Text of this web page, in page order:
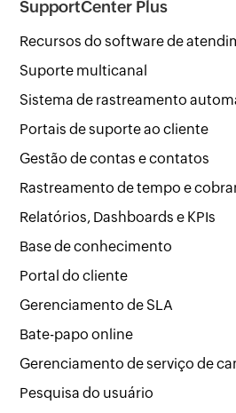
SupportCenter Plus
Recursos do software de
Suporte multicanal
Sistema de rastreamento
Portais de suporte ao cliente
Gestão de contas e contatos
Rastreamento de tempo e
Relatórios, Dashboards e KPIs
Base de conhecimento
Portal do cliente
Gerenciamento de SLA
Bate-papo online
Gerenciamento de serviço de
Pesquisa do usuário